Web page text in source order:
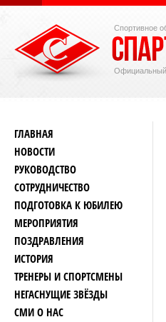
Спортивное
ГЛАВНАЯ
НОВОСТИ
РУКОВОДСТВО
СОТРУДНИЧЕСТВО
ПОДГОТОВКА К ЮБИЛЕЮ
МЕРОПРИЯТИЯ
ПОЗДРАВЛЕНИЯ
ИСТОРИЯ
ТРЕНЕРЫ И СПОРТСМЕНЫ
НЕГАСНУЩИЕ ЗВЁЗДЫ
СМИ О НАС